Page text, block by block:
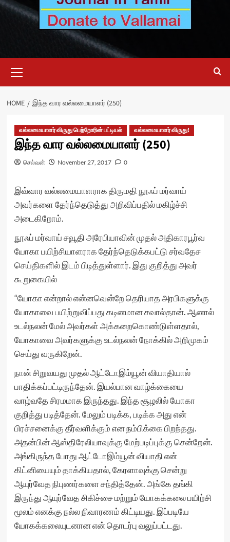
Menu
HOME இந்த வார வல்லமையாளர் (250)
வல்லமையாளர் விருது பெற்றோரின் பட்டியல் வல்லமையாளர் விருது!
இந்த வார வல்லமையாளர் (250)
செல்வன் November 27, 2017 0
இவ்வார வல்லமையாளராக திருமதி நூஃப் மர்வாய்
அவர்களை தேர்ந்தெடுத்து அறிவிப்பதில் மகிழ்ச்சி
அடைகிறோம்.
நூஃப் மர்வாய் சவூதி அரேபியாவின் முதல் அதிகாரபூர்வ
யோகா பயிற்சியாளராக தேர்ந்தெடுக்கபட்டு சர்வதேச
செய்திகளில் இடம் பிடித்துள்ளார். இது குறித்து அவர்
கூறுகையில்
“யோகா என்றால் என்னவென்றே தெரியாத அரபிகளுக்கு
யோகாவை பயிற்றுவிப்பது கடினமான சவால்தான். ஆனால்
உடல்நலன் மேல் அவர்கள் அக்கறைகொண்டுள்ளதால்,
யோகாவை அவர்களுக்கு உடல்நலன் நோக்கில் அறிமுகம்
செய்து வருகிறேன்.
நான் சிறுவயது முதல் ஆட்டோஇம்யூன் வியாதியால்
பாதிக்கப்பட்டிருந்தேன். இயல்பான வாழ்க்கையை
வாழ்வதே சிரமமாக இருந்தது. இந்த சூழலில் யோகா
குறித்து படித்தேன். மேலும் படிக்க, படிக்க அது என்
பிரச்சனைக்கு தீர்வளிக்கும் என நம்பிக்கை பிறந்தது.
அதன்பின் ஆஸ்திரேலியாவுக்கு மேற்படிப்புக்கு சென்றேன்.
அங்கிருந்த போது ஆட்டோஇம்யூன் வியாதி என்
கிட்னியையும் தாக்கியதால், கேரளாவுக்கு சென்று
ஆயுர்வேத நிபுணர்களை சந்தித்தேன். அங்கே தங்கி
இருந்து ஆயுர்வேத சிகிச்சை மற்றும் யோகக்கலை பயிற்சி
மூலம் எனக்கு நல்ல நிவாரணம் கிட்டியது. இப்படியே
யோகக்கலையுடனான என் தொடர்பு வலுப்பட்டது.